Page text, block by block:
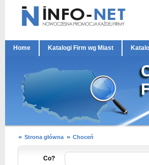
Home Katalogi Firm wg Miast
Strona główna Choceń
Co?